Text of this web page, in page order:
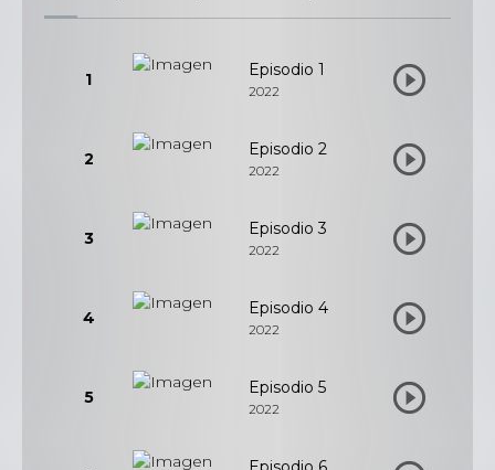
1 Episodio 1
2022
2 Episodio 2
2022
3 Episodio 3
2022
4 Episodio 4
2022
5 Episodio 5
2022